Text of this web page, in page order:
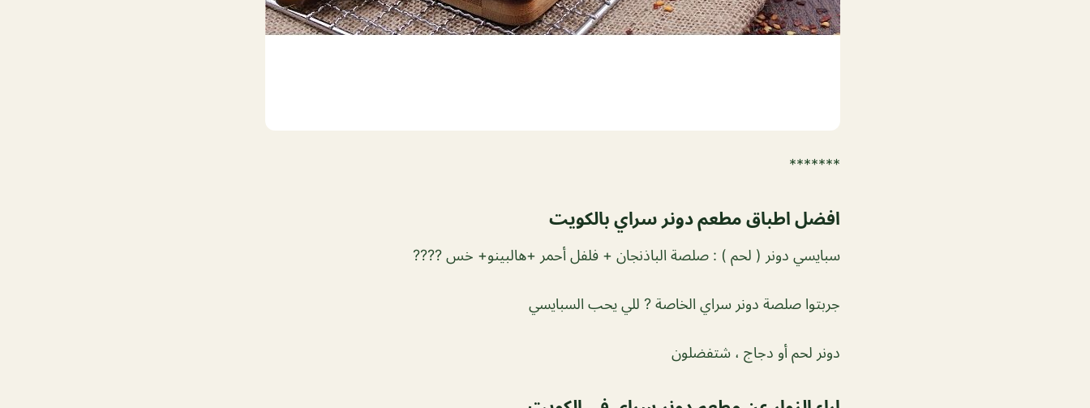
*******
افضل اطباق مطعم دونر سراي بالكويت
سبايسي دونر ( لحم ) : صلصة الباذنجان + فلفل أحمر +هالبينو+ خس ????
جربتوا صلصة دونر سراي الخاصة ? للي يحب السبايسي
دونر لحم أو دجاج ، شتفضلون